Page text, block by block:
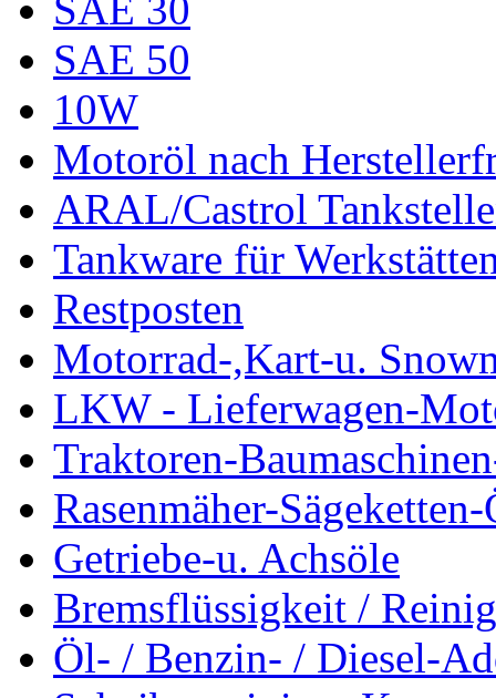
SAE 50
10W
Motoröl nach
ARAL/Castrol
Tankware für
Restposten
Motorrad-,Kart-u.
LKW - Lieferwagen-
Traktoren-
Rasenmäher-
Getriebe-u. Achsöle
Bremsflüssigkeit /
Öl- / Benzin- / Diesel-